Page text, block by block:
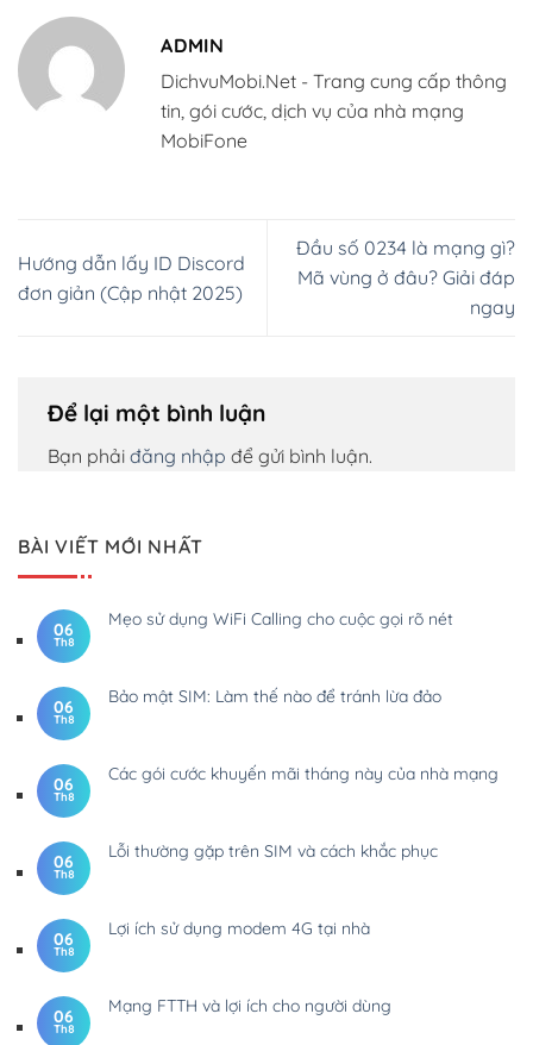
ADMIN
DichvuMobi.Net - Trang cung cấp thông
tin, gói cước, dịch vụ của nhà mạng
MobiFone
Hướng dẫn lấy ID Discord
đơn giản (Cập nhật 2025)
Đầu số 0234 là mạng gì?
Mã vùng ở đâu? Giải đáp
ngay
Để lại một bình luận
Bạn phải đăng nhập để gửi bình luận.
BÀI VIẾT MỚI NHẤT
06
Th8
Mẹo sử dụng WiFi Calling cho cuộc gọi rõ nét
06
Th8
Bảo mật SIM: Làm thế nào để tránh lừa đảo
06
Th8
Các gói cước khuyến mãi tháng này của nhà mạng
06
Th8
Lỗi thường gặp trên SIM và cách khắc phục
06
Th8
Lợi ích sử dụng modem 4G tại nhà
06
Th8
Mạng FTTH và lợi ích cho người dùng